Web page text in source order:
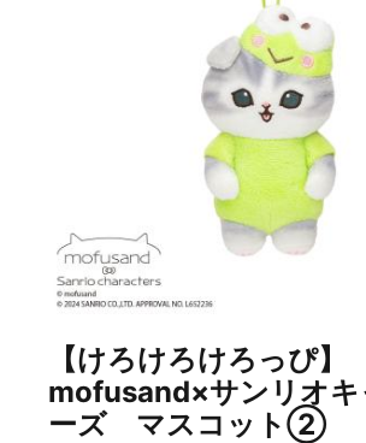
【けろけろけろっぴ】
mofusand×サンリオキ
ーズ マスコット②